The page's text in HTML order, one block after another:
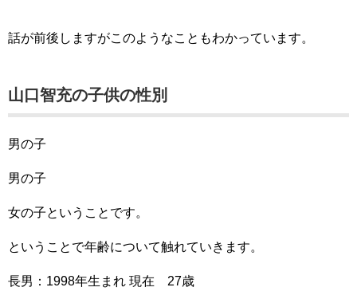
話が前後しますがこのようなこともわかっています。
山口智充の子供の性別
男の子
男の子
女の子ということです。
ということで年齢について触れていきます。
長男：1998年生まれ 現在 27歳